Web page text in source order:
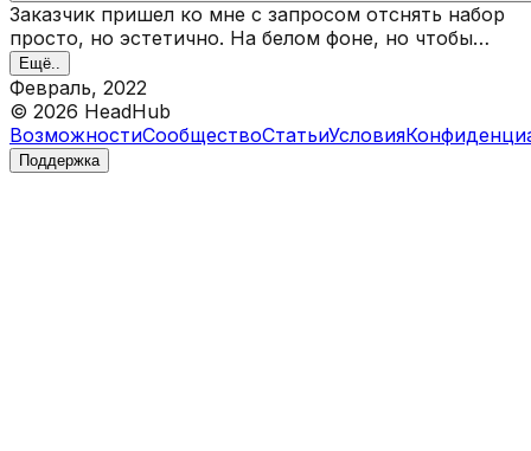
Заказчик пришел ко мне с запросом отснять набор
просто, но эстетично. На белом фоне, но чтобы
было красиво разложено. Я добавила нейтральный
реквизит, не отвлекающий внимание от продукта.
Это дало возможность по-разному раскладывать
продукт. Для карточки товара наложили
инфографику.
Ещё..
Февраль, 2022
© 2026 HeadHub
ВозможностиСообществоСтатьиУсловия
Поддержка